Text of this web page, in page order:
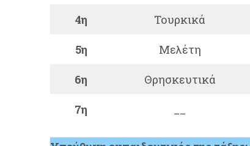
4η Τουρκικά
5η Μελέτη
6η Θρησκευτικά
7η